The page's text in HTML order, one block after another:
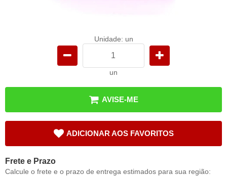
Unidade: un
un
AVISE-ME
ADICIONAR AOS FAVORITOS
Frete e Prazo
Calcule o frete e o prazo de entrega estimados para sua região: